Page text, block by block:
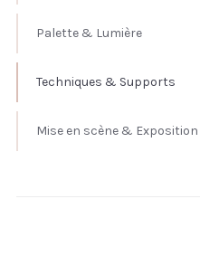
Palette & Lumière
Techniques & Supports
Mise en scène & Exposition